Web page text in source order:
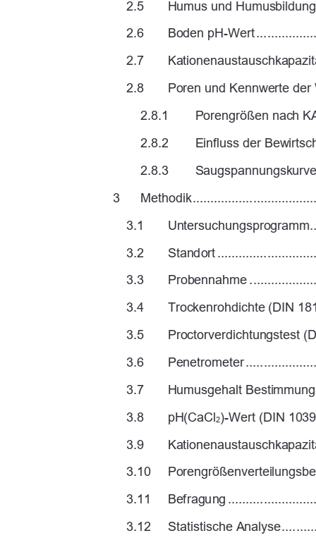
2.5 Humus und Humusb
2.6 Boden pH-Wert
2.7 Kationenaustauschka
2.8 Poren und Kennwerte der
2.8.1 Porengrößen nach
2.8.2 Einfluss der
2.8.3
3 Methodik
3.1 Untersuchungsprogramm
3.2 Standort
3.3 Probennahme
3.4 Trockenrohdichte (D IN
3.5 Proctorverdichtungstest
3.6 Penetrometer
3.7 Humusgehalt
3.8 pH(CaCl2 )-Wert (DIN
3.9 Kationenaustauschka
3.10 Porengrößenverteilung
3.11 Befragung
3.12 Statistische Analyse